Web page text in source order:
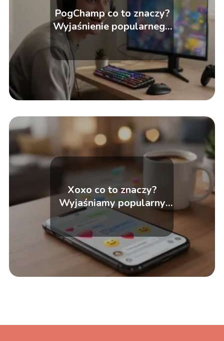
PogChamp co to znaczy?
Wyjaśnienie popularnego
emotikonu
Xoxo co to znaczy?
Wyjaśniamy popularny
skrót Internetu